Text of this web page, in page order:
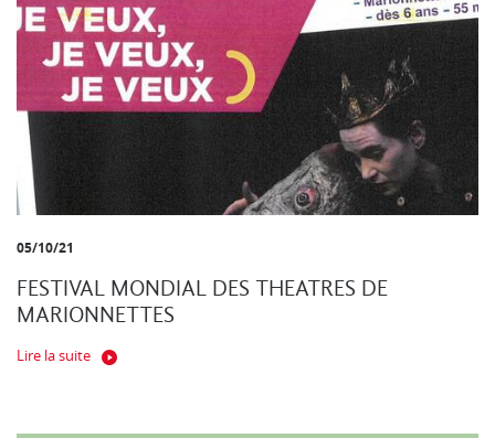
05/10/21
FESTIVAL MONDIAL DES THEATRES DE
MARIONNETTES
Lire la suite